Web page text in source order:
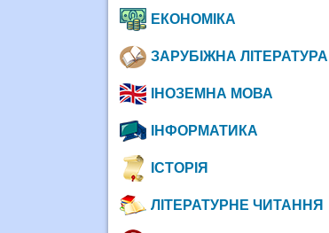
ЕКОНОМІКА
ЗАРУБІЖНА ЛІТЕРАТУРА
ІНОЗЕМНА МОВА
ІНФОРМАТИКА
ІСТОРІЯ
ЛІТЕРАТУРНЕ ЧИТАННЯ